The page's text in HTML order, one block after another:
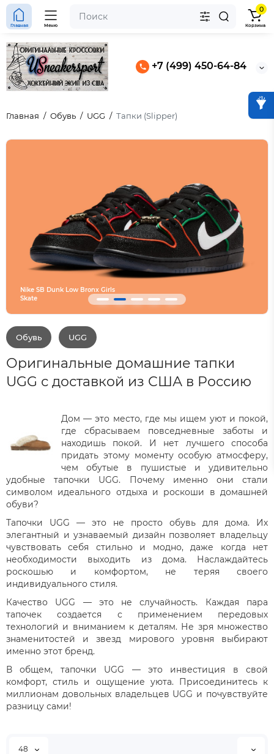
+7 (499) 450-64-84
Главная Меню
0
Корзина
Главная Обувь UGG Тапки (Slipper)
Nike SB Dunk Low Bronx Girls
Skate
Обувь UGG
Оригинальные домашние тапки
UGG с доставкой из США в Россию
Дом — это место, где мы ищем уют и покой,
где сбрасываем повседневные заботы и
находишь покой. И нет лучшего способа
придать этому моменту особую атмосферу,
чем обутые в пушистые и удивительно
удобные тапочки UGG. Почему именно они стали
символом идеального отдыха и роскоши в домашней
обуви?
Тапочки UGG — это не просто обувь для дома. Их
элегантный и узнаваемый дизайн позволяет владельцу
чувствовать себя стильно и модно, даже когда нет
необходимости выходить из дома. Наслаждайтесь
роскошью и комфортом, не теряя своего
индивидуального стиля.
Качество UGG — это не случайность. Каждая пара
тапочек создается с применением передовых
технологий и вниманием к деталям. Не зря множество
знаменитостей и звезд мирового уровня выбирают
именно этот бренд.
В общем, тапочки UGG — это инвестиция в свой
комфорт, стиль и ощущение уюта. Присоединитесь к
миллионам довольных владельцев UGG и почувствуйте
разницу сами!
48